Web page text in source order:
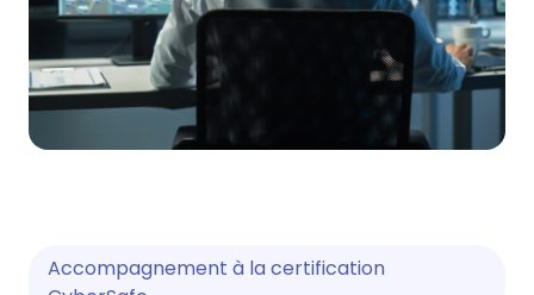
Accompagnement à la certification